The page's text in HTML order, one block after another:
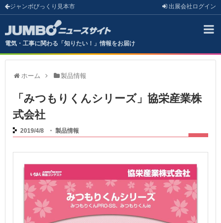
ジャンボびっくり見本市 出展会社 ログイン
電気・工事に関わる「知りたい！」情報をお届け
ホーム 製品情報
「みつもりくんシリーズ」協栄産業株
式会社
2019/4/8 ・ 製品情報